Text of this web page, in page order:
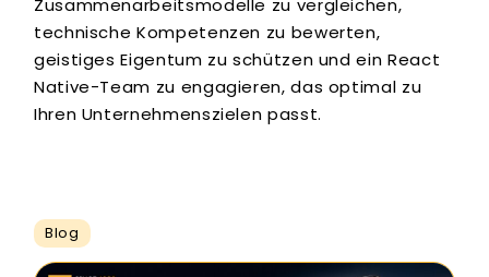
Zusammenarbeitsmodelle zu vergleichen,
technische Kompetenzen zu bewerten,
geistiges Eigentum zu schützen und ein React
Native-Team zu engagieren, das optimal zu
Ihren Unternehmenszielen passt.
Blog